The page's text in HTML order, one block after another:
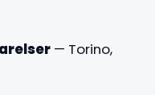
— Torino,